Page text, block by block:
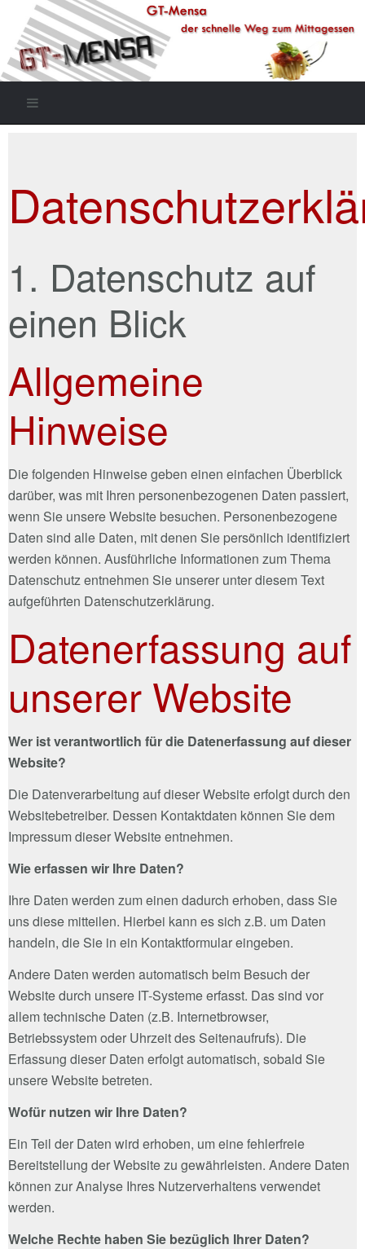
1. Datenschutz auf
einen Blick
Allgemeine
Hinweise
Die folgenden Hinweise geben einen einfachen Überblick
darüber, was mit Ihren personenbezogenen Daten passiert,
wenn Sie unsere Website besuchen. Personenbezogene
Daten sind alle Daten, mit denen Sie persönlich identifiziert
werden können. Ausführliche Informationen zum Thema
Datenschutz entnehmen Sie unserer unter diesem Text
aufgeführten Datenschutzerklärung.
Datenerfassung auf
unserer Website
Wer ist verantwortlich für die Datenerfassung auf dieser
Website?
Die Datenverarbeitung auf dieser Website erfolgt durch den
Websitebetreiber. Dessen Kontaktdaten können Sie dem
Impressum dieser Website entnehmen.
Wie erfassen wir Ihre Daten?
Ihre Daten werden zum einen dadurch erhoben, dass Sie
uns diese mitteilen. Hierbei kann es sich z.B. um Daten
handeln, die Sie in ein Kontaktformular eingeben.
Andere Daten werden automatisch beim Besuch der
Website durch unsere IT-Systeme erfasst. Das sind vor
allem technische Daten (z.B. Internetbrowser,
Betriebssystem oder Uhrzeit des Seitenaufrufs). Die
Erfassung dieser Daten erfolgt automatisch, sobald Sie
unsere Website betreten.
Wofür nutzen wir Ihre Daten?
Ein Teil der Daten wird erhoben, um eine fehlerfreie
Bereitstellung der Website zu gewährleisten. Andere Daten
können zur Analyse Ihres Nutzerverhaltens verwendet
werden.
Welche Rechte haben Sie bezüglich Ihrer Daten?